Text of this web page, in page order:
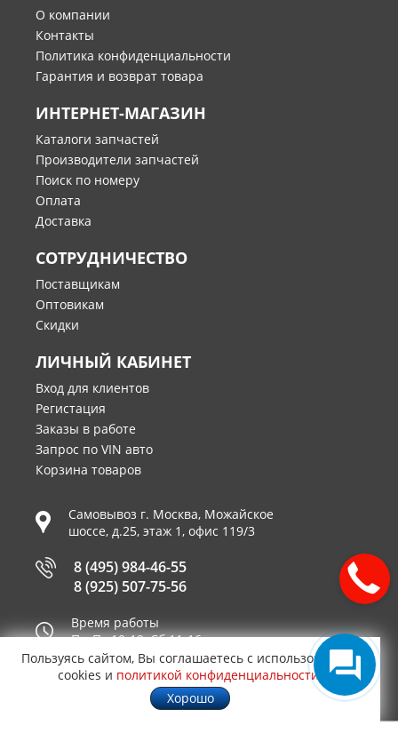
О компании
Контакты
Политика конфиденциальности
Гарантия и возврат товара
ИНТЕРНЕТ-МАГАЗИН
Каталоги запчастей
Производители запчастей
Поиск по номеру
Оплата
Доставка
СОТРУДНИЧЕСТВО
Поставщикам
Оптовикам
Скидки
ЛИЧНЫЙ КАБИНЕТ
Вход для клиентов
Регистация
Заказы в работе
Запрос по VIN авто
Корзина товаров
Самовывоз г. Москва, Можайское
шоссе, д.25, этаж 1, офис 119/3
8 (495) 984-46-55
8 (925) 507-75-56
Время работы
Пн-Пт 10-19, Сб 11-16
Принимаем к оплате
Пользуясь сайтом, Вы соглашаетесь с использованием
cookies и политикой конфиденциальности
Хорошо